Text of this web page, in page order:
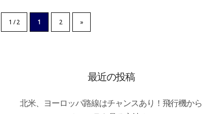
1 / 2 1 2 »
最近の投稿
北米、ヨーロッパ路線はチャンスあり！飛行機から